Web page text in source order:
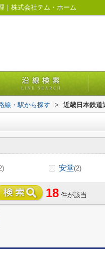
｜株式会社テム・ホーム
線・駅から探す > 近畿日本鉄道
安堂(2)
18 件が該当